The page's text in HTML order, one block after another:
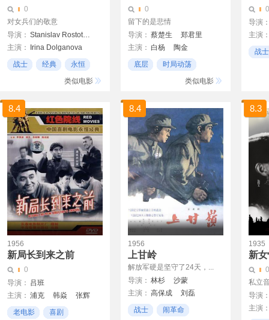
0
对女兵们的敬意
导演：
Stanislav Rostotsky
主演：
Irina Dolganova
Yekaterina Markova
Aleksei Chernov
Alla Meshcheryakova
N. Yemelyanov
Kirill S
战士 经典
永恒
类似电影
0
留下的是悲情
导演： 蔡楚生
郑君里
主演： 白杨
陶金
上官云珠
舒绣文
底层
时局动荡
类似电影
0
导演
主演
尹文战士
8.4
1956
新局长到来之前
0
导演： 吕班
主演： 浦克 韩焱
张辉
李景波
老电影 喜剧
8.4
1956
上甘岭
解放军硬是坚守了24天，...
导演： 林杉
沙蒙
主演： 高保成
刘磊
徐林格
张良
李树楷
战士
闹革命
8.3
1935
新
0
私立
导演
主演